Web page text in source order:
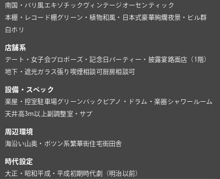
南国・バリ風 エキゾチック ヴィンテージ オーセンティック
本棚・レコード棚グリーン・植物和風・日本式豪華絢爛夜景・ビル群
白ホリ
店舗系
デート・女子会プロポーズ・記念日 パーティー・披露宴路面店（1階）
地下・遮光ガラス張り 喫煙相談可 厨房相談可
設備・スペック
楽屋・控室駐車場グリーンバック ピアノ・ドラム・楽器シャワールーム
天井高3m以上副調整室・サブ
周辺環境
海沿い山奥・ポツン系繁華街住宅街田舎
時代設定
大正・昭和平成・平成初期時代劇（明治以前）